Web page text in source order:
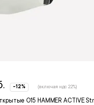
О15 HAMMER ACTIVE
-12% (включая ндс 22%)